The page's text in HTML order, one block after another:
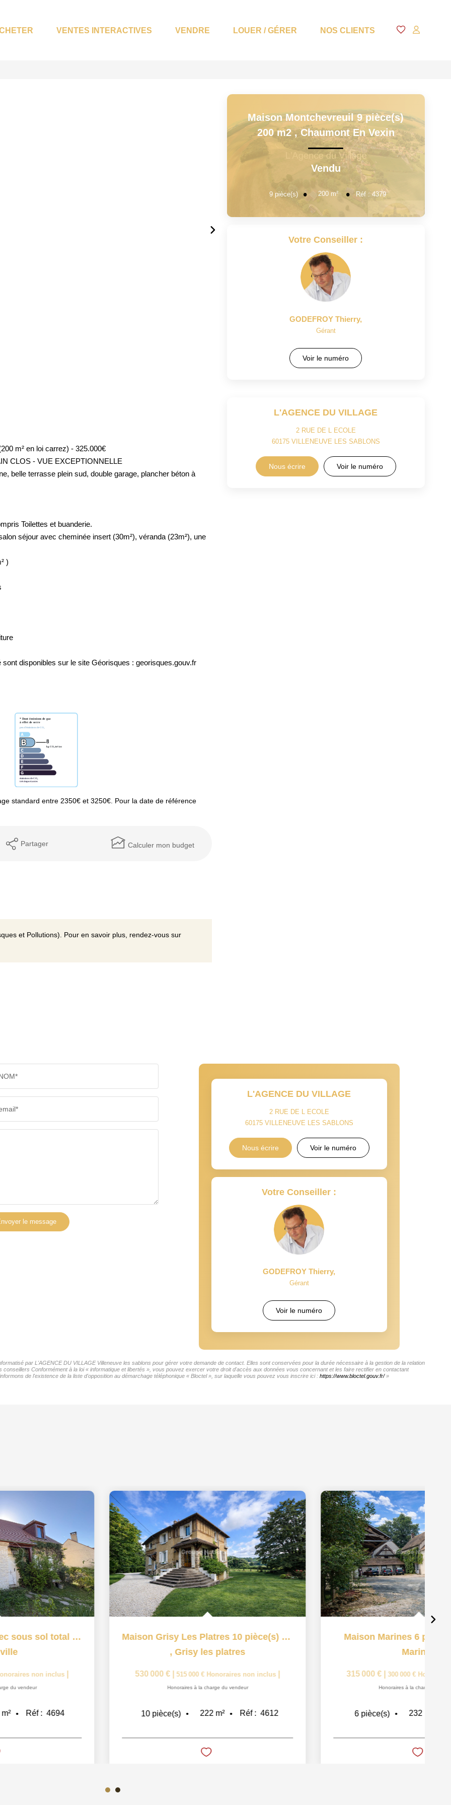
VENTES INTERACTIVES VENDRE LOUER / GÉRER NOS CLIENTS
m² en loi carrez) - 325.000€
CLOS - VUE EXCEPTIONNELLE
belle terrasse plein sud, double garage, plancher béton à
Toilettes et buanderie.
séjour avec cheminée insert (30m²), véranda (23m²), une
)
disponibles sur le site Géorisques : georisques.gouv.fr
standard entre 2350€ et 3250€. Pour la date de référence
Partager Calculer mon budget
et Pollutions). Pour en savoir plus, rendez-vous sur
Maison Montchevreuil 9 pièce(s)
200 m2,Chaumont En Vexin
Vendu
9 pièce(s) 200 m² Réf :4379
L'AGENCE DU VILLAGE
2 RUE DE L ECOLE
60175 VILLENEUVE LES SABLONS
Nous écrire Voir le numéro
Votre Conseiller :
GODEFROY Thierry,
Gérant
Voir le numéro
le message
L'AGENCE DU VILLAGE
2 RUE DE L ECOLE
60175 VILLENEUVE LES SABLONS
Nous écrire Voir le numéro
Votre Conseiller :
GODEFROY Thierry,
Gérant
Voir le numéro
par L'AGENCE DU VILLAGE Villeneuve les sablons pour gérer votre demande de contact. Elles sont conservées pour la durée nécessaire à la gestion de la relation
Conformément à la loi « informatique et libertés », vous pouvez exercer votre droit d'accès aux données vous concernant et les faire rectifier en contactant
de l'existence de la liste d'opposition au démarchage téléphonique « Bloctel », sur laquelle vous pouvez vous inscrire ici : https://www.bloctel.gouv.fr/»
Maison Marines 6 pièce(s) 232 m2 ,
315 000 € Honoraires non inclus|
6pièce(s) Réf : 4615
Maison proche Grisy-les-Plâtres 12 pièce(s) 197 m2
399 000 € Honoraires non inclus|
12pièce(s) Réf : 4544